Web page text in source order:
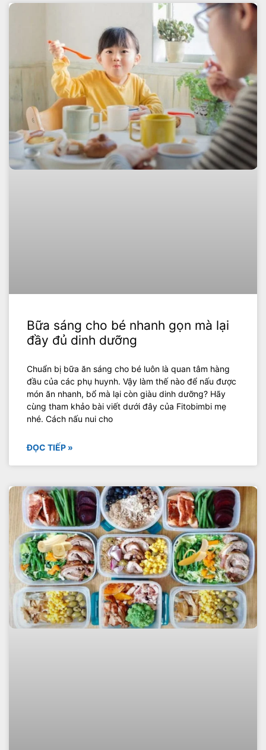
Bữa sáng cho bé nhanh gọn mà lại
đầy đủ dinh dưỡng
Chuẩn bị bữa ăn sáng cho bé luôn là quan tâm hàng
đầu của các phụ huynh. Vậy làm thế nào để nấu được
món ăn nhanh, bổ mà lại còn giàu dinh dưỡng? Hãy
cùng tham khảo bài viết dưới đây của Fitobimbi mẹ
nhé. Cách nấu nui cho
ĐỌC TIẾP »